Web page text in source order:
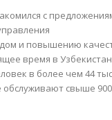
с
и повышению
в более чем 44
свыше 900